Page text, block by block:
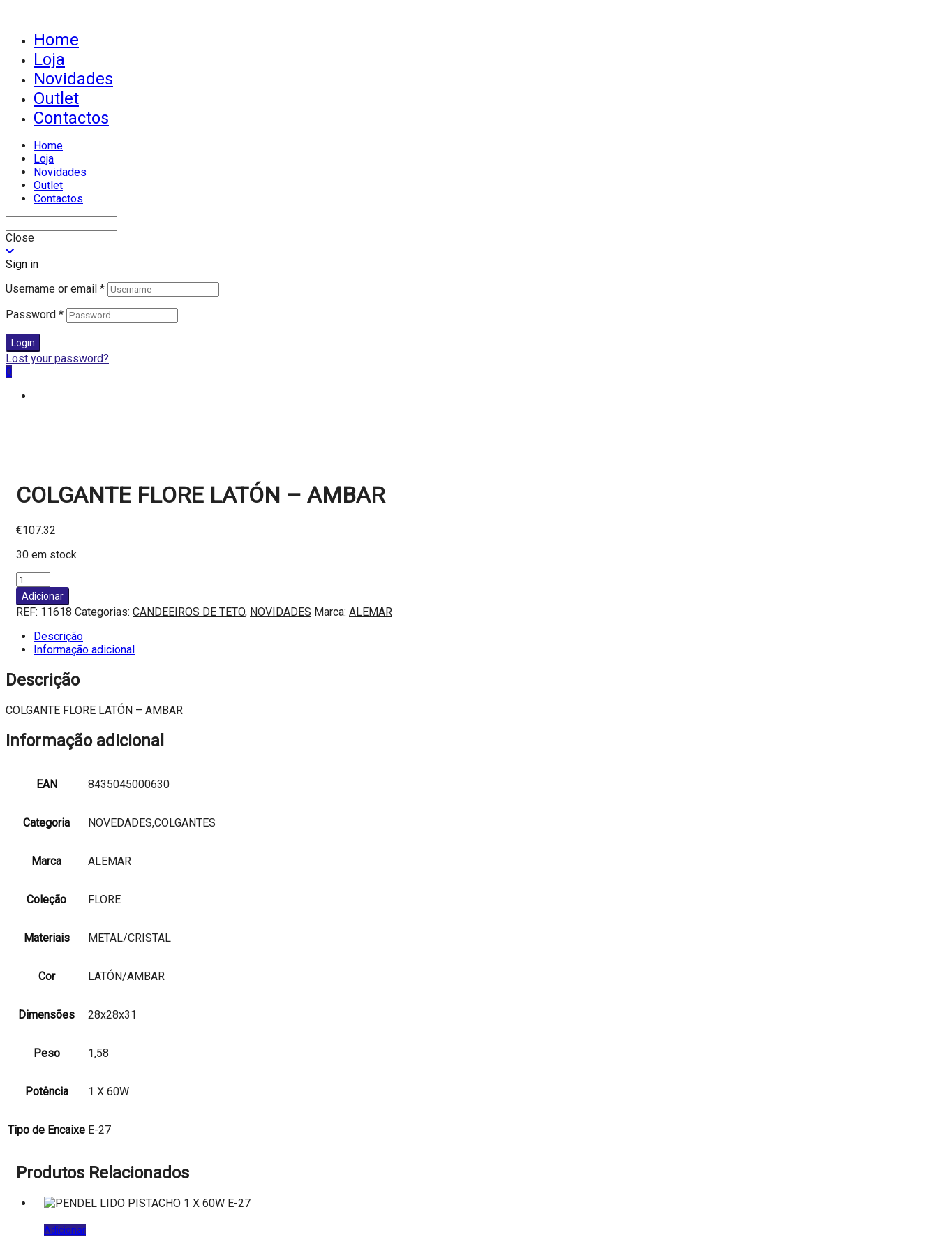
Home
Loja
Novidades
Outlet
Contactos
Home
Loja
Novidades
Outlet
Contactos
Close
Sign in
Username or email *
Password *
Login
Lost your password?
0
COLGANTE FLORE LATÓN – AMBAR
€107.32
30 em stock
Quantidade
de
COLGANTE
FLORE
LATÓN
AMBAR
Adicionar
REF: 11618 Categorias: CANDEEIROS DE TETO, NOVIDADES Marca: ALEMAR
Descrição
Informação adicional
Descrição
COLGANTE FLORE LATÓN – AMBAR
Informação adicional
EAN 8435045000630
Categoria NOVEDADES,COLGANTES
Marca ALEMAR
Coleção FLORE
Materiais METAL/CRISTAL
Cor LATÓN/AMBAR
Dimensões 28x28x31
Peso 1,58
Potência 1 X 60W
Tipo de Encaixe E-27
Produtos Relacionados
Adicionar